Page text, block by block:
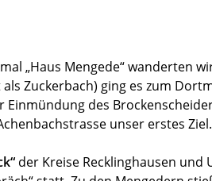
„Haus Mengede“ wanderten
Zuckerbach) ging es zum
Einmündung des
unser erstes Ziel.
der Kreise Recklinghausen